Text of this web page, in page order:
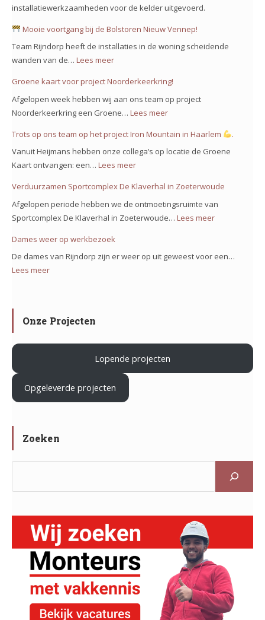
installatiewerkzaamheden voor de kelder uitgevoerd.
Mooie voortgang bij de Bolstoren Nieuw Vennep!
Team Rijndorp heeft de installaties in de woning scheidende
wanden van de… Lees meer:
voortgang
bij
de
Bolstoren
Nieuw
Groene kaart voor project Noorderkeerkring!
Afgelopen week hebben wij aan ons team op project
Noorderkeerkring een Groene… Lees meer:
voor
Noorderkeerkring!
Trots op ons team op het project Iron Mountain in Haarlem
.
Vanuit Heijmans hebben onze collega’s op locatie de Groene
Kaart ontvangen: een… Lees meer:
ons
team
het
.
Verduurzamen Sportcomplex De Klaverhal in Zoeterwoude
Afgelopen periode hebben we de ontmoetingsruimte van
Sportcomplex De Klaverhal in Zoeterwoude… Lees meer:
De
Dames weer op werkbezoek
De dames van Rijndorp zijn er weer op uit geweest voor een…
Lees meer:
op
werkbezoek
Onze Projecten
Lopende projecten
Opgeleverde projecten
Zoeken